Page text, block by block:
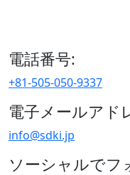
電話番号:
+81-505-050-9337
電子メールアド
info@sdki.jp
ソーシャルでフ